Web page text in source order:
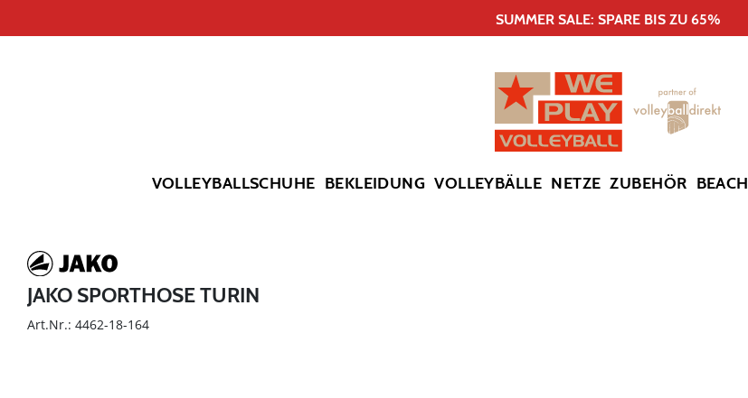
SUMMER SALE: SPARE BIS ZU 65%
VOLLEYBALLSCHUHE BEKLEIDUNG VOLLEYBÄLLE NETZE ZUBEHÖR BEACH
JAKO SPORTHOSE TURIN
Art.Nr.: 4462-18-164